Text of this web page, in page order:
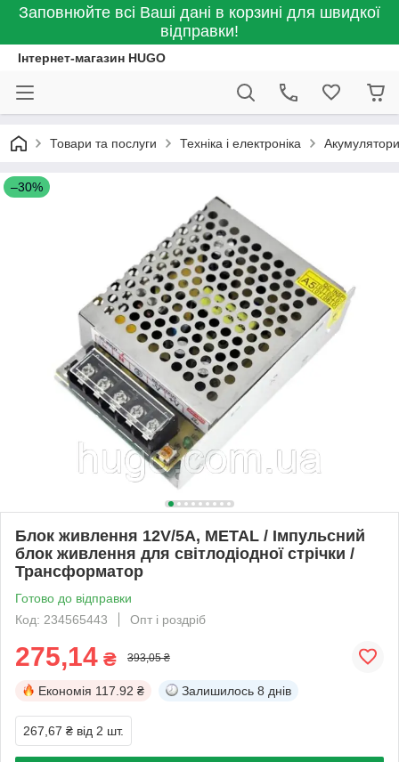
Заповнюйте всі Ваші дані в корзині для швидкої
відправки!
Інтернет-магазин HUGO
Товари та послуги Техніка і електроніка
–30%
Блок живлення 12V/5A, METAL / Імпульсний
блок живлення для світлодіодної стрічки /
Трансформатор
Готово до відправки
Код: 234565443
Опт і роздріб
275,14 ₴ 393,05 ₴
Економія 117.92 ₴ Залишилось 8 днів
267,67 ₴ від 2 шт.